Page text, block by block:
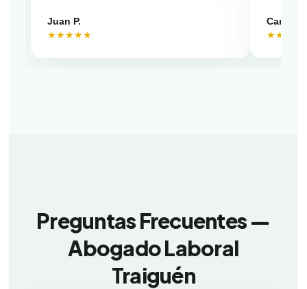
Juan P.
★★★★★
Camila
Preguntas Frecuentes —
Abogado Laboral
Traiguén